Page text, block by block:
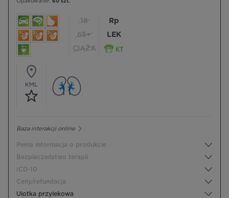
Opakowanie: 60 szt.
18
65+
CIĄŻA
Rp
LEK
KML
Baza interakcji online
Pełna informacja o produkcie
Bezpieczeństwo terapii
ICD-10
Ceny/refundacja
Ulotka przylekowa